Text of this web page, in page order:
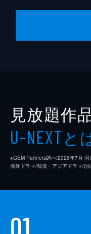
見放題作
U-NEXTと
※GEM Partners調べ/2026年7⽉ 国
海外ドラマ/韓流・アジアドラマ/国
01